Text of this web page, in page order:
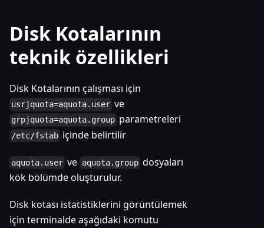
Disk Kotalarının
teknik özellikleri
Disk Kotalarının çalışması için
usrjquota=aquota.user ve
grpjquota=aquota.group parametreleri
/etc/fstab içinde belirtilir
aquota.user ve aquota.group dosyaları
kök bölümde oluşturulur.
Disk kotası istatistiklerini görüntülemek
için terminalde aşağıdaki komutu